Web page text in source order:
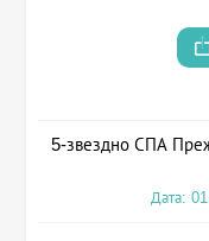
5-звездно СПА
Дата: